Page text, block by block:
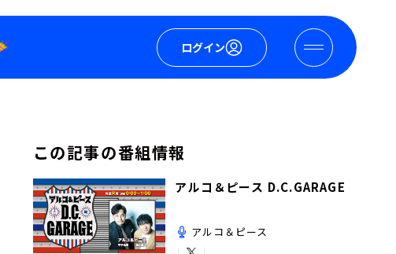
ログイン
この記事の番組情報
アルコ＆ピース D.C.GARAGE
アルコ＆ピース